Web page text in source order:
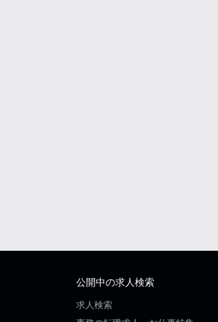
公開中の求人検索
求人検索